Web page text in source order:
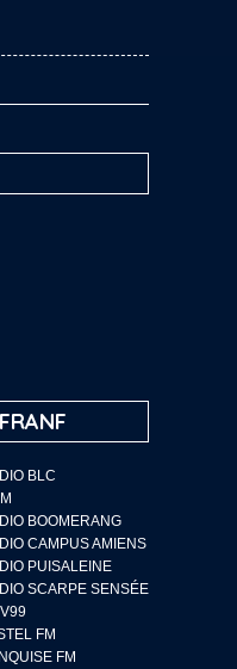
BLC
BOOMERANG
CAMPUS AMIENS
PUISALEINE
SCARPE SENSÉE
FM
FM